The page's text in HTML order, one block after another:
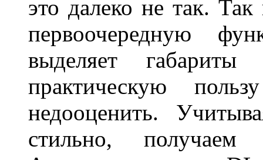
это далеко не так. Так
первоочередную
выделяет
практическую
недооценить.
стильно,